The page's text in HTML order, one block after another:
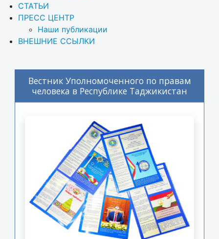
СТАТЬИ
ПРЕСС ЦЕНТР
Наши публикации
ВНЕШНИЕ ССЫЛКИ
Вестник Уполномоченного по правам
человека в Республике Таджикистан